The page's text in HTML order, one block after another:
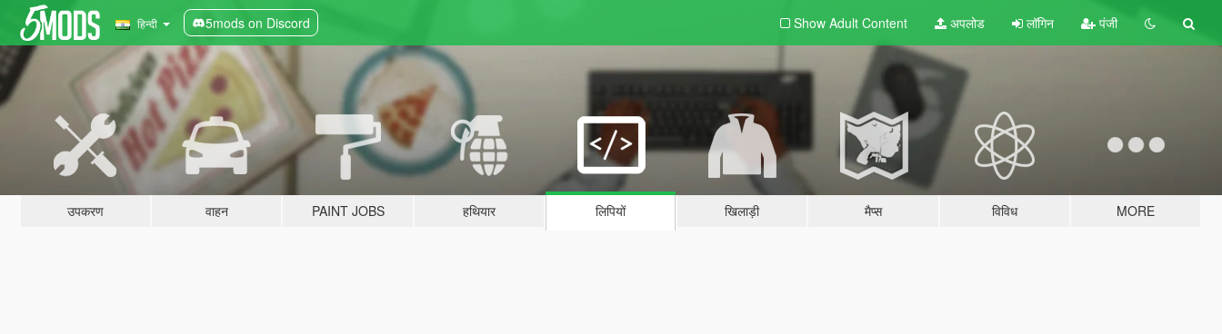
हिन्दी 5mods on Discord Show Adult Content अपलोड लॉगिन पंजी
उपकरण वाहन PAINT JOBS हथियार लिपियों खिलाड़ी मैप्स विविध MORE